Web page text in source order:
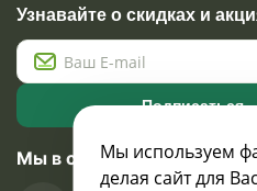
Узнавайте о скидках и
Подписаться
Мы в социальных сетях
Мы используем
делая сайт для